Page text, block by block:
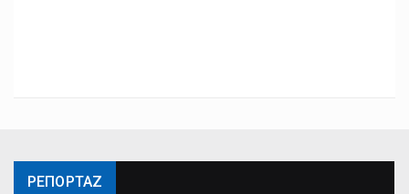
ΡΕΠΟΡΤΑΖ